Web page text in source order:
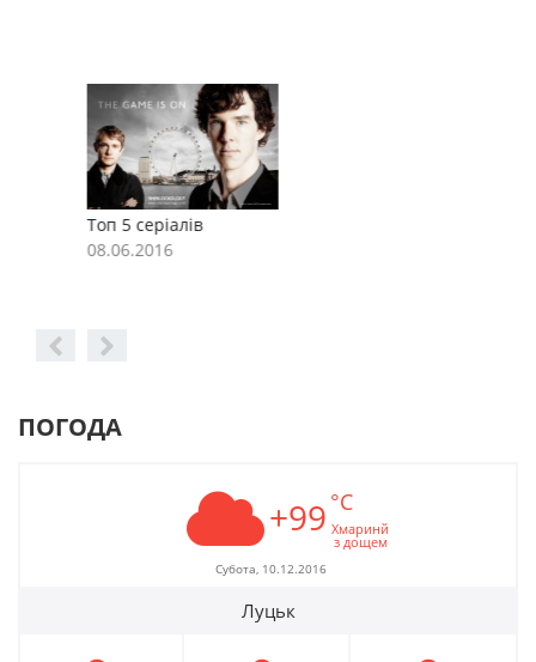
Топ 5 серіалів
08.06.2016
ПОГОДА
+99 °C
Хмаринй
з дощем
Субота, 10.12.2016
Луцьк